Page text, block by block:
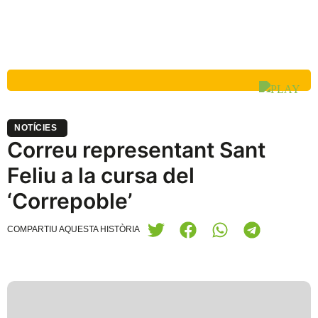
NOTÍCIES
Correu representant Sant
Feliu a la cursa del
‘Correpoble’
COMPARTIU AQUESTA HISTÒRIA